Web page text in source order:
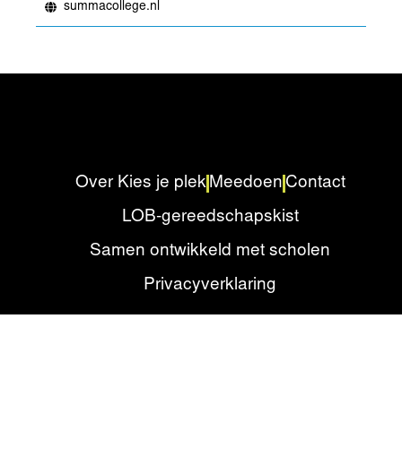
summacollege.nl
Over Kies je plek Meedoen Contact
LOB-gereedschapskist
Samen ontwikkeld met scholen
Privacyverklaring